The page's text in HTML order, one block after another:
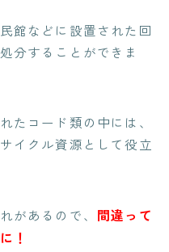
館などに設置された回
分することができま
たコード類の中には、
イクル資源として役立
があるので、 間違って
！